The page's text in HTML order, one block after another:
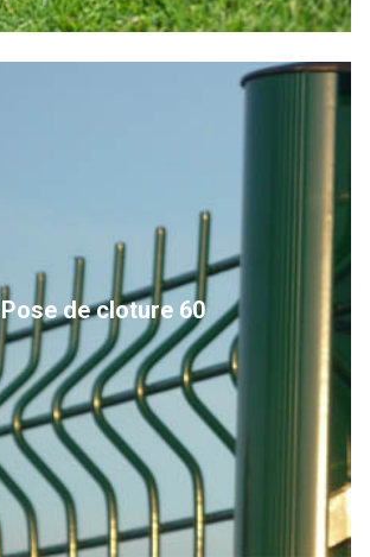
Pose de cloture 60